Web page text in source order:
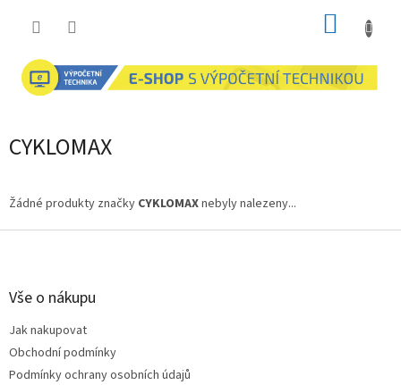
CYKLOMAX
Žádné produkty značky CYKLOMAXnebyly nalezeny...
Z
Vše o nákupu
Jak nakupovat
Obchodní podmínky
Podmínky ochrany osobních údajů